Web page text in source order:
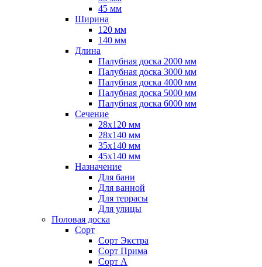
45 мм
Ширина
120 мм
140 мм
Длина
Палубная доска 2000 мм
Палубная доска 3000 мм
Палубная доска 4000 мм
Палубная доска 5000 мм
Палубная доска 6000 мм
Сечение
28х120 мм
28х140 мм
35х140 мм
45х140 мм
Назначение
Для бани
Для ванной
Для террасы
Для улицы
Половая доска
Сорт
Сорт Экстра
Сорт Прима
Сорт А